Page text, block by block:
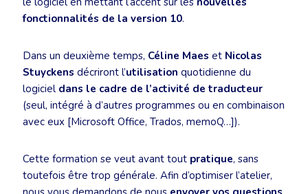
fonctionnalités de la version 10.
Dans un deuxième temps, Céline Maes et Nicolas
Stuyckens décriront l’utilisation quotidienne du
logiciel dans le cadre de l’activité de traducteur
(seul, intégré à d’autres programmes ou en combinaison
avec eux [Microsoft Office, Trados, memoQ…]).
Cette formation se veut avant tout pratique, sans
toutefois être trop générale. Afin d’optimiser l’atelier,